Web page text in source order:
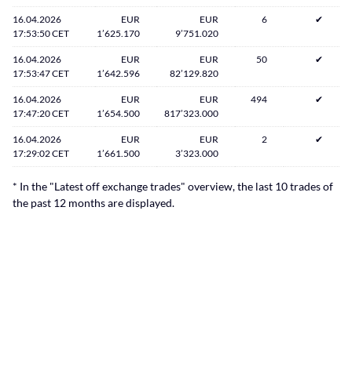
16.04.2026
17:53:50 CET
EUR
1’625.170
EUR
9’751.020
6 ✔
16.04.2026
17:53:47 CET
EUR
1’642.596
EUR
82’129.820
50 ✔
16.04.2026
17:47:20 CET
EUR
1’654.500
EUR
817’323.000
494 ✔
16.04.2026
17:29:02 CET
EUR
1’661.500
EUR
3’323.000
2 ✔
* In the "Latest off exchange trades" overview, the last 10 trades of
the past 12 months are displayed.